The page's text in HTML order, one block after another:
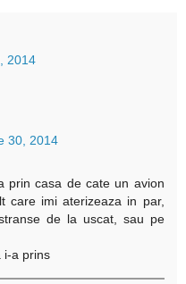
2014
30, 2014
prin casa de cate un avion
care imi aterizeaza in par,
de la uscat, sau pe
i-a prins